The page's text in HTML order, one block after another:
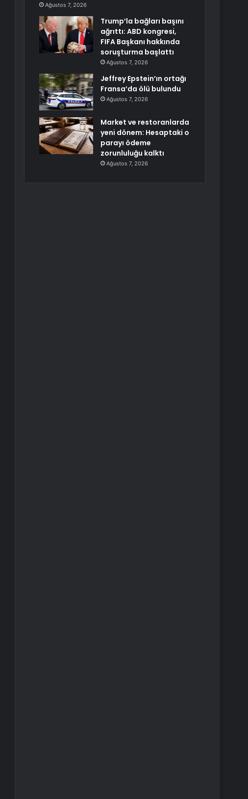
Ağustos 7, 2026
Trump’la bağları başını
ağrıttı: ABD kongresi,
FIFA Başkanı hakkında
soruşturma başlattı
Ağustos 7, 2026
Jeffrey Epstein’ın ortağı
Fransa’da ölü bulundu
Ağustos 7, 2026
Market ve restoranlarda
yeni dönem: Hesaptaki o
parayı ödeme
zorunluluğu kalktı
Ağustos 7, 2026